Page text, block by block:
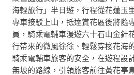
海輕旅行」半日遊，行程從花蓮玉
專車接駁上山，抵達賞花區後將隨
員，騎乘電輔車漫遊六十石山金針
行帶來的微風徐徐、輕鬆穿梭花海
騎乘電輔車旅客的安全，在遊程設
無坡的路線，引領旅客前往黃花亭